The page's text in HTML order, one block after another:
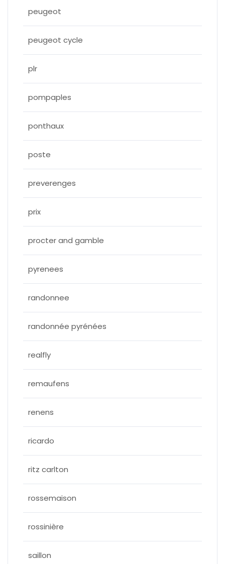
peugeot
peugeot cycle
plr
pompaples
ponthaux
poste
preverenges
prix
procter and gamble
pyrenees
randonnee
randonnée pyrénées
realfly
remaufens
renens
ricardo
ritz carlton
rossemaison
rossinière
saillon